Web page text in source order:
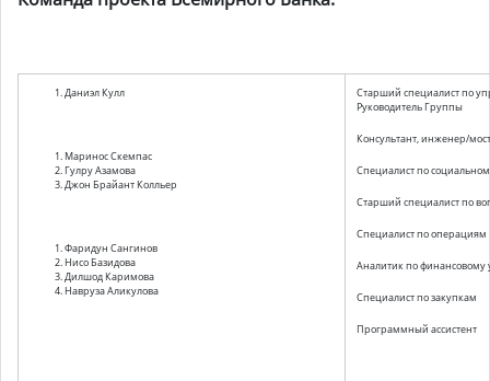
Даниэл Кулл
Маринос Скемпас
Гулру Азамова
Джон Брайант Колльер
Фаридун Сангинов
Нисо Базидова
Дилшод Каримова
Навруза Аликулова
Старший специалист по
Руководитель Группы
Консультант, инженер/
Специалист по
Старший специалист по
Специалист по операциям
Аналитик по
Специалист по закупкам
Программный ассистент